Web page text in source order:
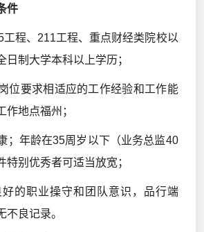
件
程、211工程、重点财经类院校以
日制大学本科以上学历；
位要求相适应的工作经验和工作能
作地点福州；
；年龄在35周岁以下（业务总监40
特别优秀者可适当放宽；
的职业操守和团队意识，品行端
不良记录。